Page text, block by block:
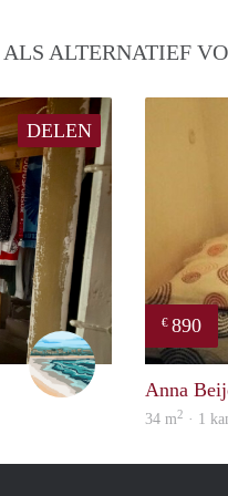
ALS ALTERNATIEF
DELEN
Filippa Anna Barbara
€ 890
Anna
34 m2 · 1